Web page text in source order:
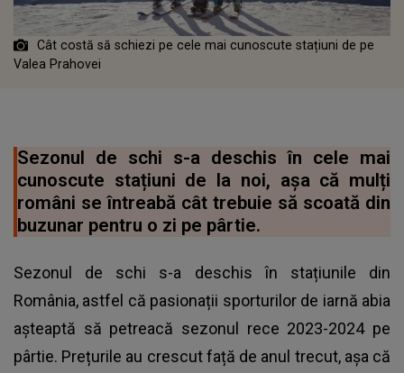
Cât costă să schiezi pe cele mai cunoscute stațiuni de pe
Valea Prahovei
Sezonul de schi s-a deschis în cele mai
cunoscute stațiuni de la noi, așa că mulți
români se întreabă cât trebuie să scoată din
buzunar pentru o zi pe pârtie.
Sezonul de schi s-a deschis în stațiunile din
România, astfel că pasionații sporturilor de iarnă abia
așteaptă să petreacă sezonul rece 2023-2024 pe
pârtie. Prețurile au crescut față de anul trecut, așa că